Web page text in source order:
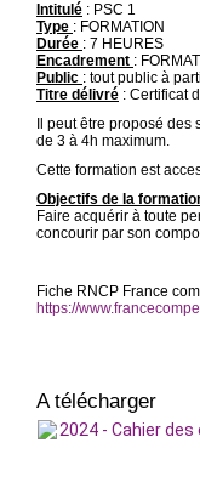
Intitulé : PSC 1
Type : FORMATION
Durée : 7 HEURES
Encadrement :
Public : tout public à
Titre délivré : Certificat
Il peut être proposé
de 3 à 4h maximum.
Cette formation est
Objectifs de la
Faire acquérir à toute
concourir par son
Fiche RNCP France
https://
A télécharger
2024 - Cahier des